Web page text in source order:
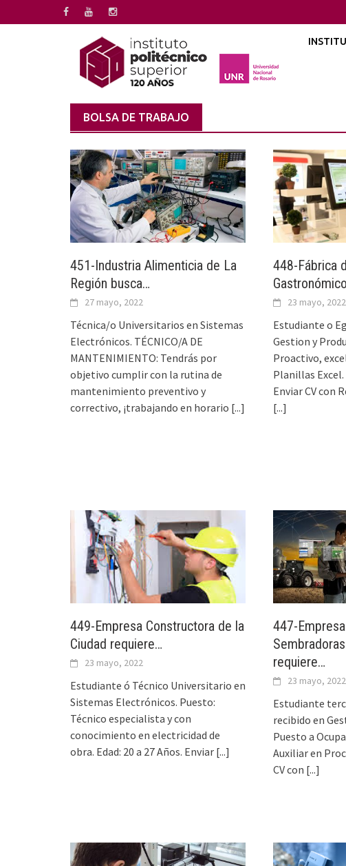
al
BOLSA DE TRABAJO
451-Industria Alimenticia de La
Región busca…
27 mayo, 2022
Técnica/o Universitarios en Sistemas
Electrónicos. TÉCNICO/A DE
MANTENIMIENTO: Tendrás por
objetivo cumplir con la rutina de
mantenimiento preventivo y
correctivo, ¡trabajando en horario [...]
448-Fábrica
23 mayo, 2022
Estudiante o
Gestion y
Proactivo,
Planillas
Enviar CV con
[...]
449-Empresa Constructora de la
Ciudad requiere…
23 mayo, 2022
Estudiante ó Técnico Universitario en
Sistemas Electrónicos. Puesto:
Técnico especialista y con
conocimiento en electricidad de
obra. Edad: 20 a 27 Años. Enviar [...]
447-
requiere…
23 mayo, 2022
Estudiante
recibido en
Puesto a
Auxiliar en
CV con [...]